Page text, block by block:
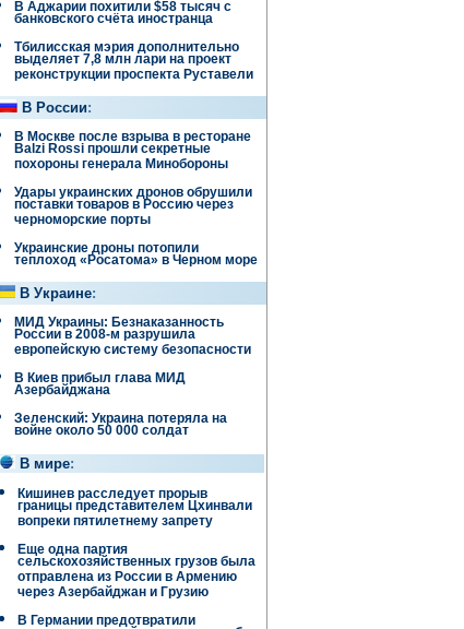
В Аджарии похитили $58 тысяч с
банковского счёта иностранца
Тбилисская мэрия дополнительно
выделяет 7,8 млн лари на проект
реконструкции проспекта Руставели
В России:
В Москве после взрыва в ресторане
Balzi Rossi прошли секретные
похороны генерала Минобороны
Удары украинских дронов обрушили
поставки товаров в Россию через
черноморские порты
Украинские дроны потопили
теплоход «Росатома» в Черном море
В Украине:
МИД Украины: Безнаказанность
России в 2008-м разрушила
европейскую систему безопасности
В Киев прибыл глава МИД
Азербайджана
Зеленский: Украина потеряла на
войне около 50 000 солдат
В мире:
Кишинев расследует прорыв
границы представителем Цхинвали
вопреки пятилетнему запрету
Еще одна партия
сельскохозяйственных грузов была
отправлена ​​из России в Армению
через Азербайджан и Грузию
В Германии предотвратили